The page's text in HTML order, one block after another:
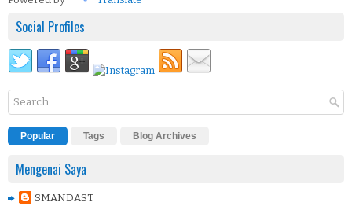
Social Profiles
Popular Tags Blog Archives
Mengenai Saya
SMANDAST